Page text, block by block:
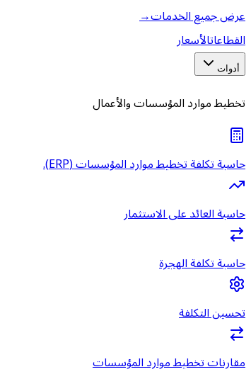
عرض جميع الخدمات→
القطاعاتالأسعار
أدوات
تخطيط موارد المؤسسات والأعمال
حاسبة تكلفة تخطيط موارد المؤسسات (ERP).
حاسبة العائد على الاستثمار
حاسبة تكلفة الهجرة
تحسين التكلفة
مقارنات تخطيط موارد المؤسسات